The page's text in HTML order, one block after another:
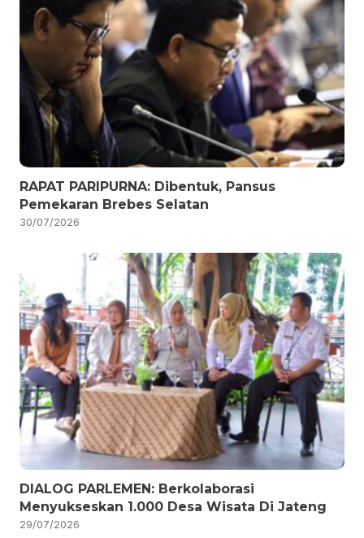
RAPAT PARIPURNA: Dibentuk, Pansus
Pemekaran Brebes Selatan
30/07/2026
DIALOG PARLEMEN: Berkolaborasi
Menyukseskan 1.000 Desa Wisata Di Jateng
29/07/2026